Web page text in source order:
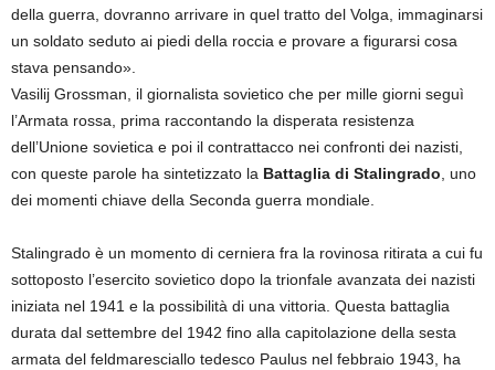
della guerra, dovranno arrivare in quel tratto del Volga, immaginarsi
un soldato seduto ai piedi della roccia e provare a figurarsi cosa
stava pensando».
Vasilij Grossman, il giornalista sovietico che per mille giorni seguì
l’Armata rossa, prima raccontando la disperata resistenza
dell’Unione sovietica e poi il contrattacco nei confronti dei nazisti,
con queste parole ha sintetizzato la Battaglia di Stalingrado, uno
dei momenti chiave della Seconda guerra mondiale.
Stalingrado è un momento di cerniera fra la rovinosa ritirata a cui fu
sottoposto l’esercito sovietico dopo la trionfale avanzata dei nazisti
iniziata nel 1941 e la possibilità di una vittoria. Questa battaglia
durata dal settembre del 1942 fino alla capitolazione della sesta
armata del feldmaresciallo tedesco Paulus nel febbraio 1943, ha